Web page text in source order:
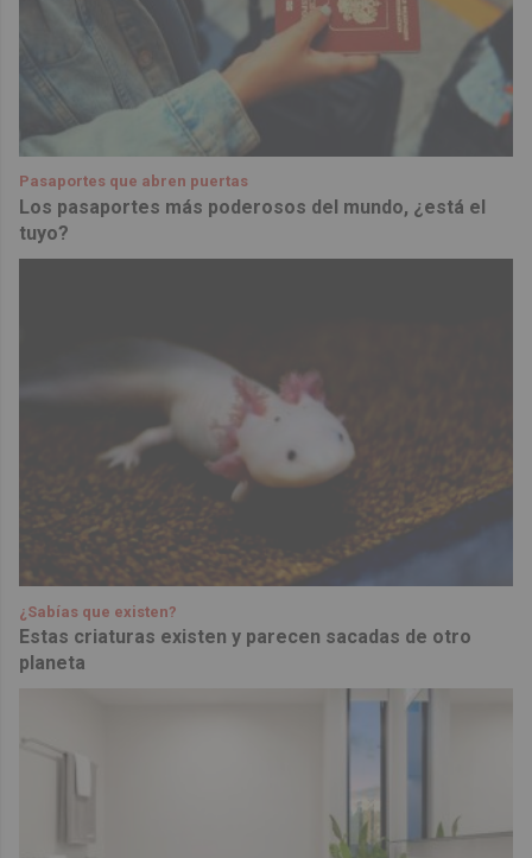
Pasaportes que abren puertas
Los pasaportes más poderosos del mundo, ¿está el
tuyo?
¿Sabías que existen?
Estas criaturas existen y parecen sacadas de otro
planeta